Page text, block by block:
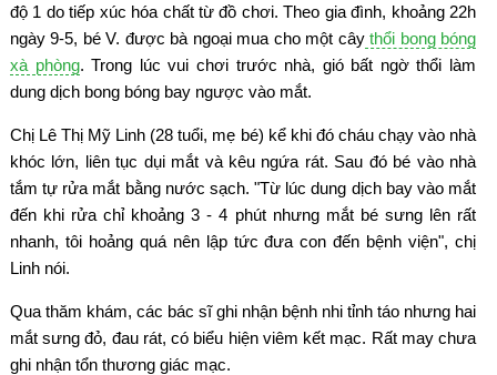
độ 1 do tiếp xúc hóa chất từ đồ chơi. Theo gia đình, khoảng 22h
ngày 9-5, bé V. được bà ngoại mua cho một câythổi bong bóng
xà phòng. Trong lúc vui chơi trước nhà, gió bất ngờ thổi làm
dung dịch bong bóng bay ngược vào mắt.
Chị Lê Thị Mỹ Linh (28 tuổi, mẹ bé) kể khi đó cháu chạy vào nhà
khóc lớn, liên tục dụi mắt và kêu ngứa rát. Sau đó bé vào nhà
tắm tự rửa mắt bằng nước sạch. "Từ lúc dung dịch bay vào mắt
đến khi rửa chỉ khoảng 3 - 4 phút nhưng mắt bé sưng lên rất
nhanh, tôi hoảng quá nên lập tức đưa con đến bệnh viện", chị
Linh nói.
Qua thăm khám, các bác sĩ ghi nhận bệnh nhi tỉnh táo nhưng hai
mắt sưng đỏ, đau rát, có biểu hiện viêm kết mạc. Rất may chưa
ghi nhận tổn thương giác mạc.